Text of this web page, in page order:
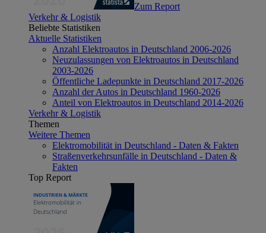
Zum Report
Verkehr & Logistik
Beliebte Statistiken
Aktuelle Statistiken
Anzahl Elektroautos in Deutschland 2006-2026
Neuzulassungen von Elektroautos in Deutschland
2003-2026
Öffentliche Ladepunkte in Deutschland 2017-2026
Anzahl der Autos in Deutschland 1960-2026
Anteil von Elektroautos in Deutschland 2014-2026
Verkehr & Logistik
Themen
Weitere Themen
Elektromobilität in Deutschland - Daten & Fakten
Straßenverkehrsunfälle in Deutschland - Daten &
Fakten
Top Report